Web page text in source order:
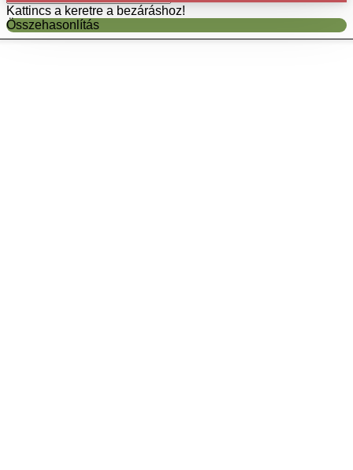
Kattincs a keretre a bezáráshoz!
Összehasonlítás